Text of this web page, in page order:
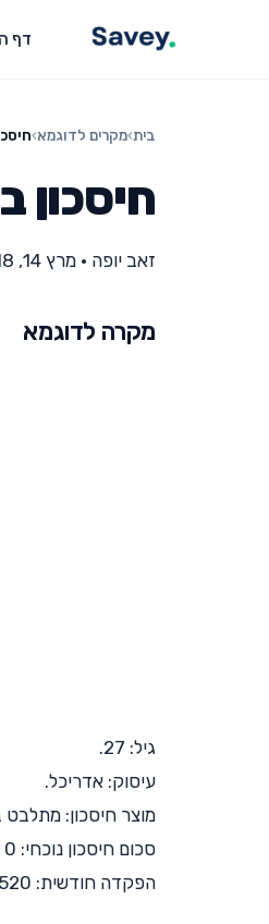
דף
בית›מקרים לדוגמא›
חיסכון
זאב יופה • מרץ 14, 2018
מקרה לדוגמא
גיל: 27.
עיסוק: אדריכל.
מוצר חיסכון: מתלבט
סכום חיסכון נוכחי: 0 ש"ח.
הפקדה חודשית: 1,520 ש"ח.